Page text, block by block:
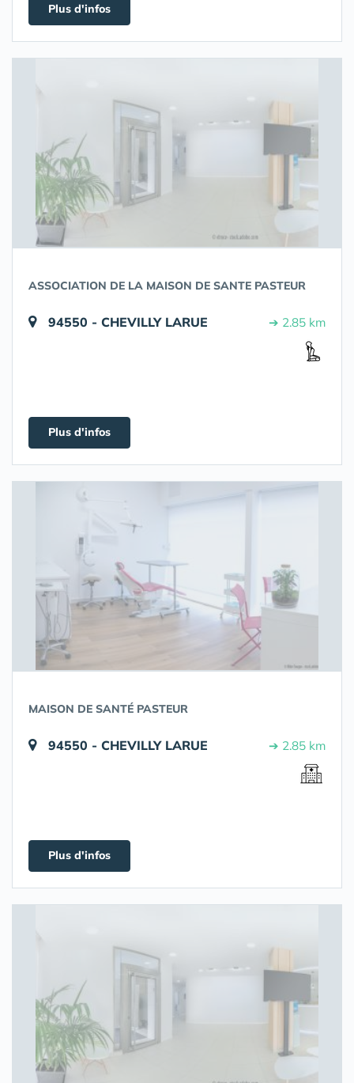
Plus d'infos
ASSOCIATION DE LA MAISON DE SANTE PASTEUR
94550 - CHEVILLY LARUE ➔ 2.85 km
Plus d'infos
MAISON DE SANTÉ PASTEUR
94550 - CHEVILLY LARUE ➔ 2.85 km
Plus d'infos